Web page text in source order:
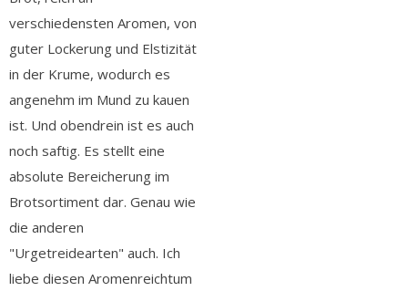
verschiedensten Aromen, von
guter Lockerung und Elstizität
in der Krume, wodurch es
angenehm im Mund zu kauen
ist. Und obendrein ist es auch
noch saftig. Es stellt eine
absolute Bereicherung im
Brotsortiment dar. Genau wie
die anderen
"Urgetreidearten" auch. Ich
liebe diesen Aromenreichtum